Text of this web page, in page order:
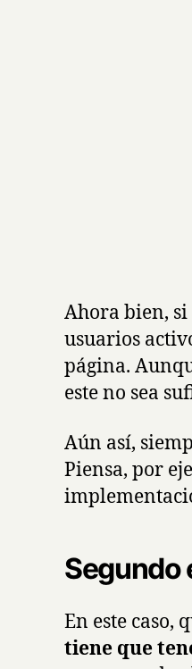
Ahora bien,
usuarios
página.
este no sea
Aún así,
Piensa, por
Segundo
En este caso,
tiene que